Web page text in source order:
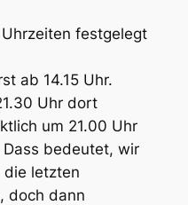
festgelegt
ab 14.15 Uhr.
Uhr dort
um 21.00 Uhr
bedeutet, wir
die letzten
doch dann